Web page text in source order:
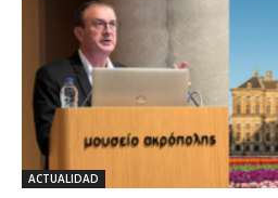
ACTUALIDAD